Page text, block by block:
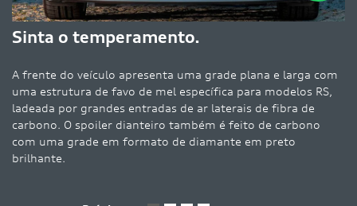
o temperamento.
do veículo apresenta uma grade plana e larga com
de favo de mel específica para modelos RS,
por grandes entradas de ar laterais de fibra de
O spoiler dianteiro também é feito de carbono
grade em formato de diamante em preto
Audi RS 3
expressiva.